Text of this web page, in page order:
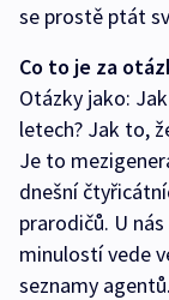
se prostě ptát
Co to je za
Otázky jako:
letech? Jak to,
Je to
dnešní
prarodičů. U
minulostí vede
seznamy